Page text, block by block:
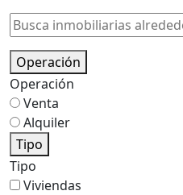
Operación
Operación
Venta
Alquiler
Tipo
Tipo
Viviendas